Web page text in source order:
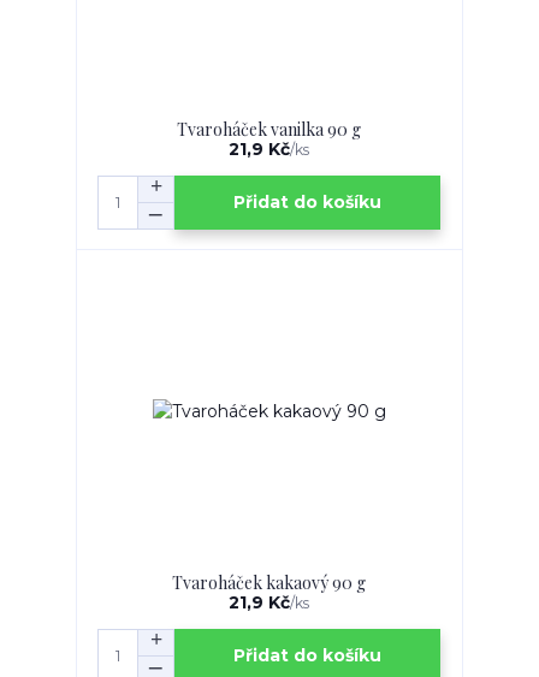
Tvaroháček vanilka 90 g
21,9 Kč/ks
Přidat do košíku
Tvaroháček kakaový 90 g
21,9 Kč/ks
Přidat do košíku